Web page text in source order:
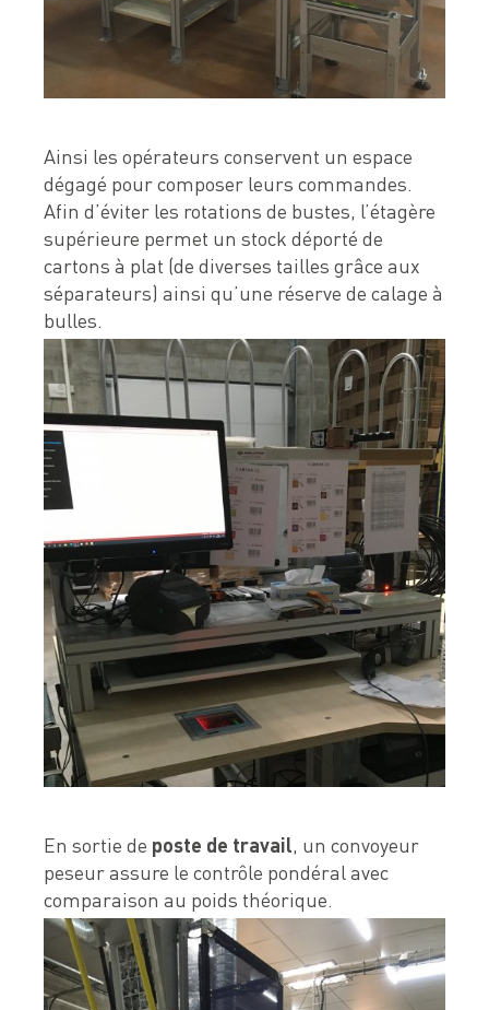
Ainsi les opérateurs conservent un espace
dégagé pour composer leurs commandes.
Afin d’éviter les rotations de bustes, l’étagère
supérieure permet un stock déporté de
cartons à plat (de diverses tailles grâce aux
séparateurs) ainsi qu’une réserve de calage à
bulles.
En sortie de poste de travail, un convoyeur
peseur assure le contrôle pondéral avec
comparaison au poids théorique.